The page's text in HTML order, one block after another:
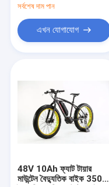
সর্বশেষ দাম পান
এখন যোগাযোগ
48V 10Ah ফ্যাট টায়ার
মাউন্টেন বৈদ্যুতিক বাইক 350W